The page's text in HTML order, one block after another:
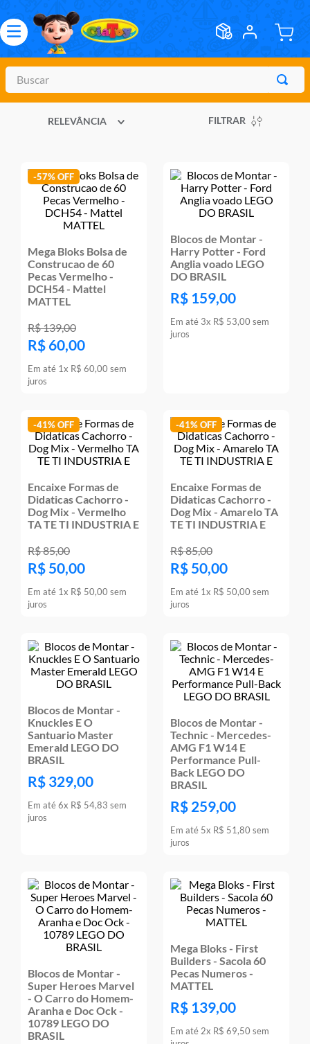
Buscar
RELEVÂNCIA FILTRAR
-57%
Mega Bloks Bolsa de
Construcao de 60
Pecas Vermelho -
DCH54 - Mattel
MATTEL
R$139,00
R$ 60,00
Em até 1x R$ 60,00 sem
juros
Blocos de Montar -
Harry Potter - Ford
Anglia voado LEGO
DO BRASIL
R$ 159,00
Em até 3x R$ 53,00 sem
juros
-41%
Encaixe Formas de
Didaticas Cachorro -
Dog Mix - Vermelho
TA TE TI INDUSTRIA E
R$85,00
R$ 50,00
Em até 1x R$ 50,00 sem
juros
-41%
Encaixe Formas de
Didaticas Cachorro -
Dog Mix - Amarelo TA
TE TI INDUSTRIA E
R$85,00
R$ 50,00
Em até 1x R$ 50,00 sem
juros
Blocos de Montar -
Knuckles E O
Santuario Master
Emerald LEGO DO
BRASIL
R$ 329,00
Em até6x R$ 54,83 sem
juros
Blocos de Montar -
Technic - Mercedes-
AMG F1 W14 E
Performance Pull-
Back LEGO DO
BRASIL
R$ 259,00
Em até 5x R$ 51,80 sem
juros
Blocos de Montar -
Super Heroes Marvel
- O Carro do Homem-
Aranha e Doc Ock -
10789 LEGO DO
BRASIL
Mega Bloks - First
Builders - Sacola 60
Pecas Numeros -
MATTEL
R$ 139,00
Em até 2x R$ 69,50 sem
TERMOS MAIS BUSCADOS
meninos
barbie
master of the universe
bebes
6º
hot wheels
7º
boneca
8º
pokemon
9º
jogos
10º rainbow high